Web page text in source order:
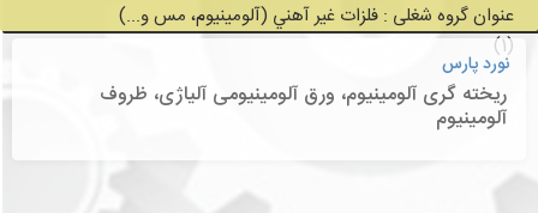
عنوان گروه شغلی : فلزات غير آهني (آلومينيوم، مس و...)
(1)
نورد پارس
ریخته گری آلومینیوم، ورق آلومینیومی آلیاژی، ظروف
آلومینیوم